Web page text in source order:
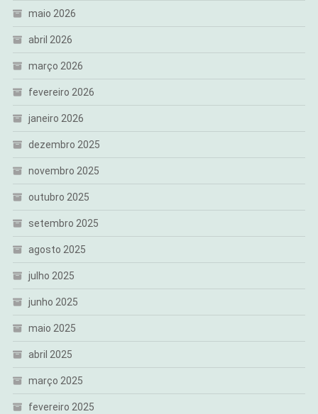
maio 2026
abril 2026
março 2026
fevereiro 2026
janeiro 2026
dezembro 2025
novembro 2025
outubro 2025
setembro 2025
agosto 2025
julho 2025
junho 2025
maio 2025
abril 2025
março 2025
fevereiro 2025